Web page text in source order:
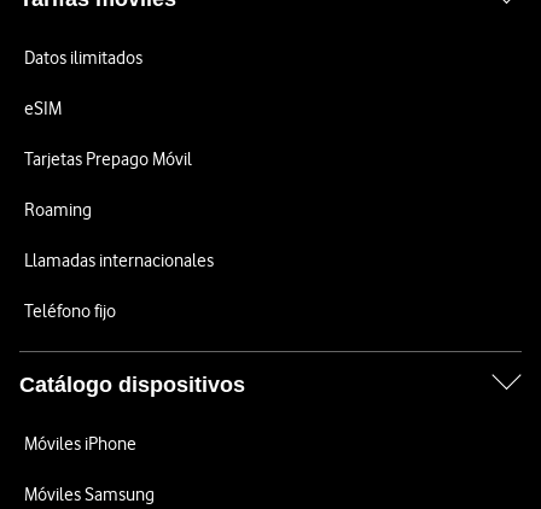
Datos ilimitados
eSIM
Tarjetas Prepago Móvil
Roaming
Llamadas internacionales
Teléfono fijo
Catálogo dispositivos
Móviles iPhone
Móviles Samsung